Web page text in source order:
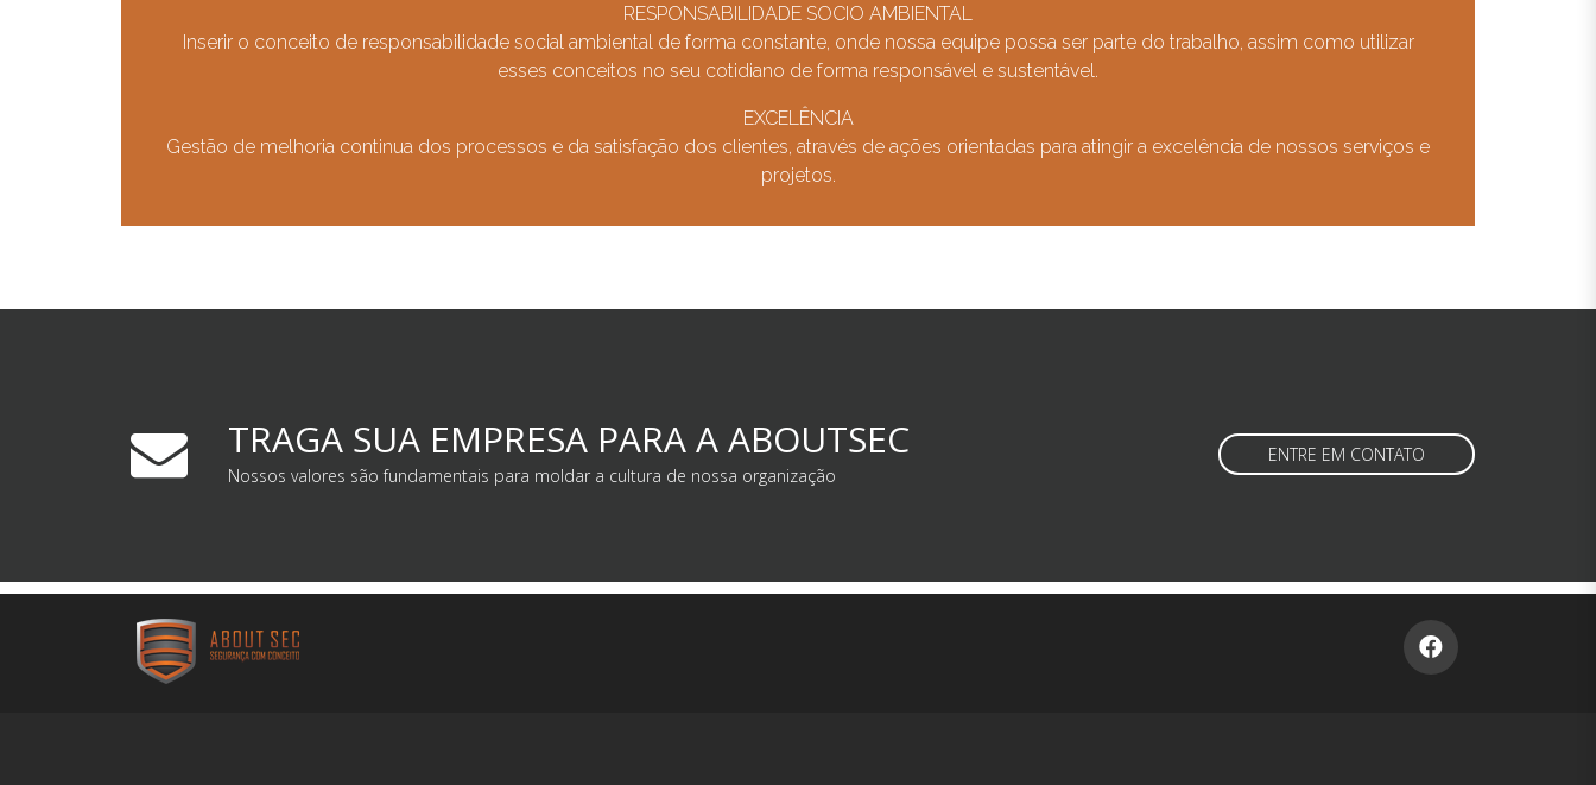
RESPONSABILIDADE SOCIO AMBIENTAL
Inserir o conceito de responsabilidade social ambiental de forma constante, onde nossa equipe possa ser parte do trabalho, assim como utilizar
esses conceitos no seu cotidiano de forma responsável e sustentável.
EXCELÊNCIA
Gestão de melhoria continua dos processos e da satisfação dos clientes, através de ações orientadas para atingir a excelência de nossos serviços e
projetos.
TRAGA SUA EMPRESA PARA A ABOUTSEC
Nossos valores são fundamentais para moldar a cultura de nossa organização
ENTRE EM CONTATO